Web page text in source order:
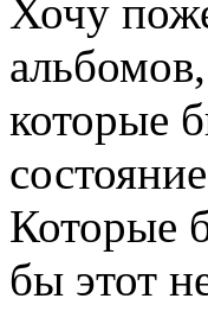
Хочу
которые
Которые
бы этот